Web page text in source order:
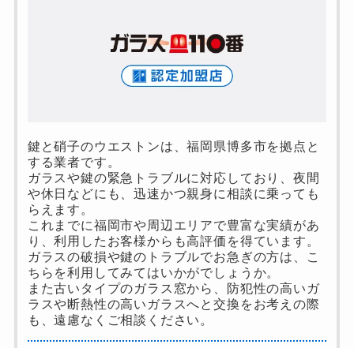
鍵と硝子のウエストンは、福岡県博多市を拠点と
する業者です。
ガラスや鍵の緊急トラブルに対応しており、夜間
や休日などにも、迅速かつ親身に相談に乗っても
らえます。
これまでに福岡市や周辺エリアで豊富な実績があ
り、利用したお客様からも高評価を得ています。
ガラスの破損や鍵のトラブルでお急ぎの方は、こ
ちらを利用してみてはいかがでしょうか。
また古いタイプのガラス窓から、防犯性の高いガ
ラスや断熱性の高いガラスへと交換をお考えの際
も、遠慮なくご相談ください。